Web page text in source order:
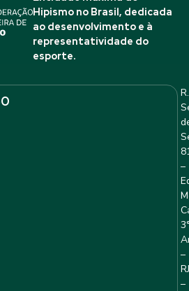
Hipismo no Brasil, dedicada
ao desenvolvimento e à
representatividade do
esporte.
R.
–
–
RJ
–